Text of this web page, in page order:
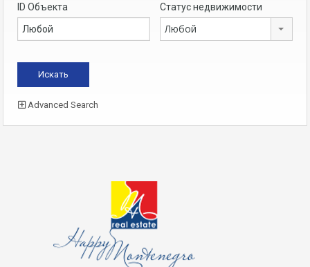
ID Объекта Статус недвижимости
Любой
Advanced Search